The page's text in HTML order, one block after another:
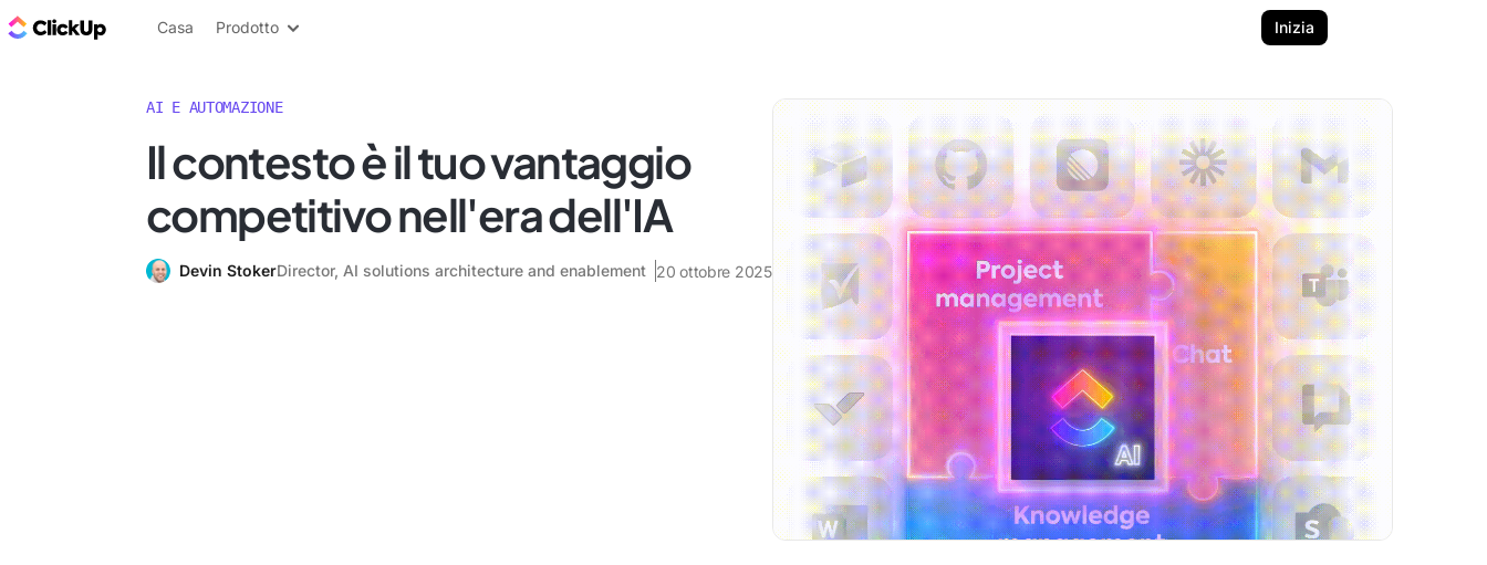
Blog di ClickUp
Casa Prodotto Inizia
AI E AUTOMAZIONE
Il contesto è il tuo vantaggio
competitivo nell'era dell'IA
Devin StokerDirector, AI solutions architecture and enablement 20 ottobre 2025